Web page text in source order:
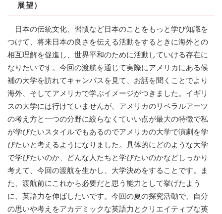
展望）
日本の伝統文化、習慣など日本のことをもっと学び知識を
つけて、将来日本の良さを伝える活動をするときに海外との
相互理解を促進し、世界平和のために活動していける存在に
なりたいです。今回の渡航を通じて実際にアメリカにある候
補の大学を訪れてキャンパスを見て、お話を聞くことでより
海外、そしてアメリカで学ぶイメージがつきました。イギリ
スの大学には行けていませんが、アメリカのリベラルアーツ
の考え方と一つの分野に絞らなくていい点が最大の特徴で私
が学びたいスタイルでもあるのでアメリカの大学で演劇を学
びたいと考えるようになりました。具体的にどのような大学
で学びたいのか、どんな人たちと学びたいのかなどしっかり
考えて、今回の渡航を生かし、大学決めをすることです。ま
た、渡航前にこれから必要だと思う能力として挙げたよう
に、英語力を伸ばしたいです。今回の夏の探究活動で、自分
の思いや考えをアカデミックな英語力とクリエイティブな英